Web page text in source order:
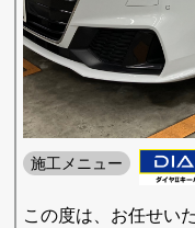
施工メニュー
この度は、お任せい